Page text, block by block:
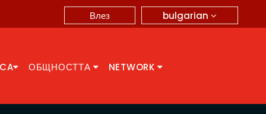
bulgarian
Влез
ОБЩНОСТТА NETWORK